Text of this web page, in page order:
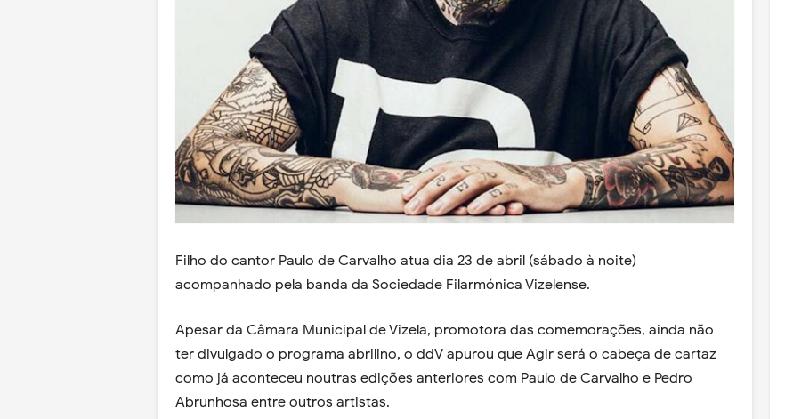
Filho do cantor Paulo de Carvalho atua dia 23 de abril (sábado à noite)
acompanhado pela banda da Sociedade Filarmónica Vizelense.
Apesar da Câmara Municipal de Vizela, promotora das comemorações, ainda não
ter divulgado o programa abrilino, o ddV apurou que Agir será o cabeça de cartaz
como já aconteceu noutras edições anteriores com Paulo de Carvalho e Pedro
Abrunhosa entre outros artistas.